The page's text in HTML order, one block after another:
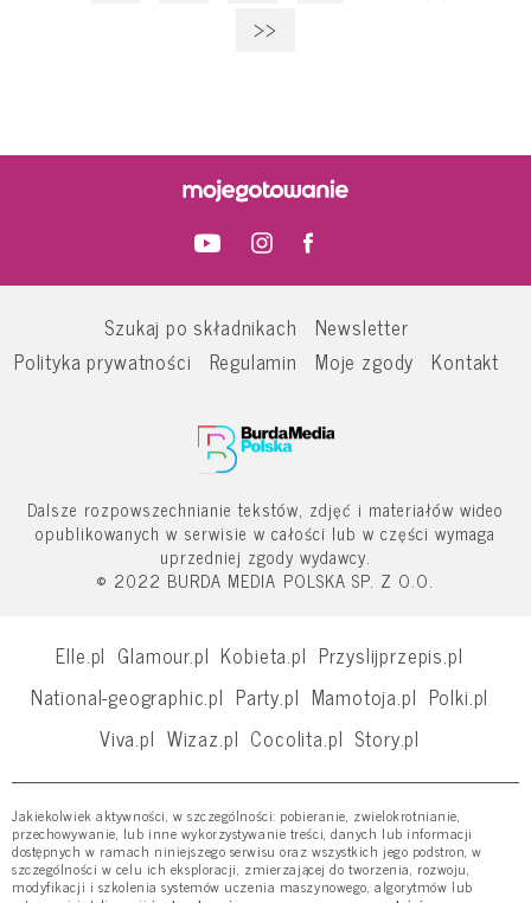
>>
Szukaj po składnikach
Newsletter
Polityka prywatności
Regulamin Moje zgody Kontakt
Dalsze rozpowszechnianie tekstów, zdjęć i materiałów wideo
opublikowanych w serwisie w całości lub w części wymaga
uprzedniej zgody wydawcy.
© 2022 BURDA MEDIA POLSKA SP. Z O.O.
Elle.pl Glamour.pl Kobieta.pl Przyslijprzepis.pl
National-geographic.pl Party.pl Mamotoja.pl Polki.pl
Viva.pl Wizaz.pl Cocolita.pl Story.pl
Jakiekolwiek aktywności, w szczególności: pobieranie, zwielokrotnianie,
przechowywanie, lub inne wykorzystywanie treści, danych lub informacji
dostępnych w ramach niniejszego serwisu oraz wszystkich jego podstron, w
szczególności w celu ich eksploracji, zmierzającej do tworzenia, rozwoju,
modyfikacji i szkolenia systemów uczenia maszynowego, algorytmów lub